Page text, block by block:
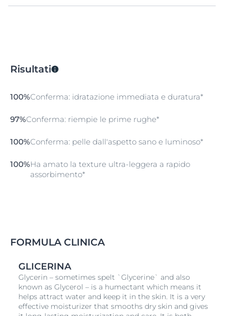
immediato.
e luminosa - questo booster risponde alle necessità
un'intensa idratazione che dura fino a 24 ore.
concentrazione di Acido Ialuronico eGlicerina,
agisce sulle linee sottili e le prime rughe
Risultati
100%Conferma: idratazione immediata e duratura*
97%Conferma: riempie le prime rughe*
100%Conferma: pelle dall'aspetto sano e luminoso*
100%Ha amato la texture ultra-leggera a rapido
assorbimento*
FORMULA CLINICA
GLICERINA
Glycerin – sometimes spelt `Glycerine` and also
known as Glycerol – is a humectant which means it
helps attract water and keep it in the skin. It is a very
effective moisturizer that smooths dry skin and gives